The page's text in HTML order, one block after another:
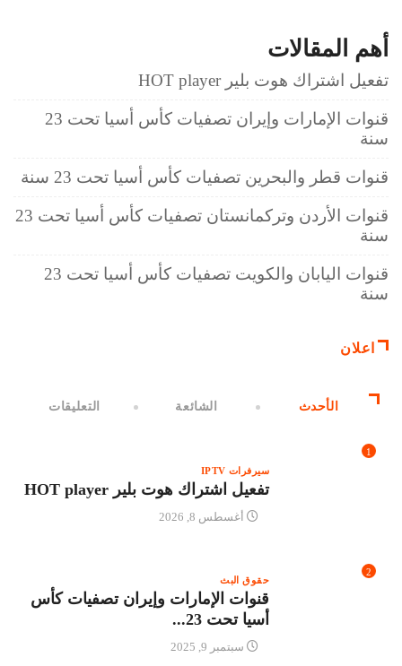
أهم المقالات
تفعيل اشتراك هوت بلير HOT player
قنوات الإمارات وإيران تصفيات كأس أسيا تحت 23
سنة
قنوات قطر والبحرين تصفيات كأس أسيا تحت 23 سنة
قنوات الأردن وتركمانستان تصفيات كأس أسيا تحت 23
سنة
قنوات اليابان والكويت تصفيات كأس أسيا تحت 23
سنة
اعلان
الأحدث الشائعة التعليقات
1
سيرفرات IPTV
تفعيل اشتراك هوت بلير HOT player
أغسطس 8, 2026
2
حقوق البث
قنوات الإمارات وإيران تصفيات كأس
أسيا تحت 23...
سبتمبر 9, 2025